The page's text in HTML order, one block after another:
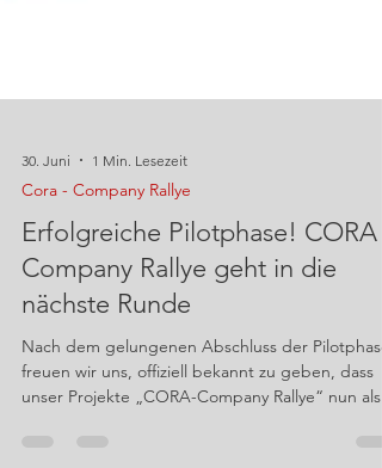
30. Juni 1 Min. Lesezeit
Cora - Company Rallye
Erfolgreiche Pilotphase! CORA -
Company Rallye geht in die
nächste Runde
Nach dem gelungenen Abschluss der Pilotphase
freuen wir uns, offiziell bekannt zu geben, dass